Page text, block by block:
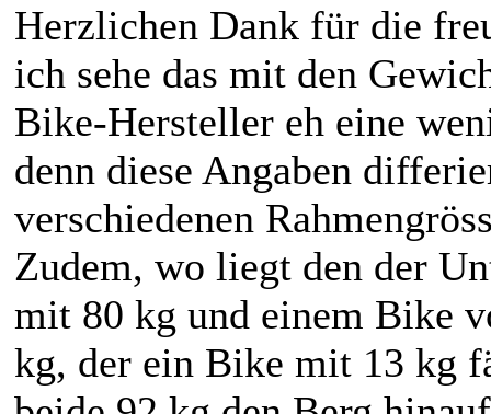
Herzlichen Dank für die
ich sehe das mit den
Bike-Hersteller eh eine
denn diese Angaben
verschiedenen
Zudem, wo liegt den der
mit 80 kg und einem Bike
kg, der ein Bike mit 13 kg